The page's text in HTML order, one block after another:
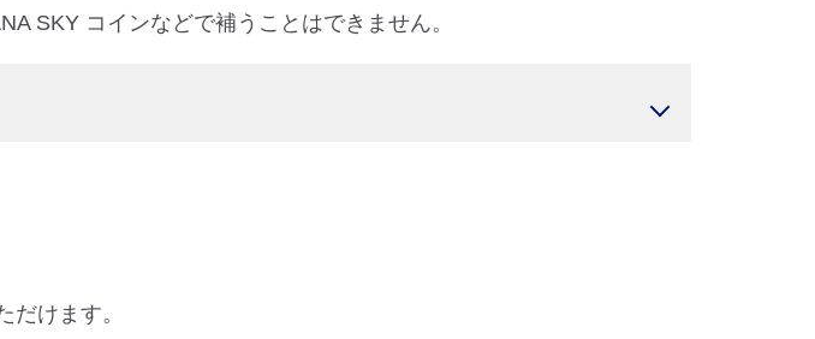
SKY コインなどで補うことはできません。
けます。